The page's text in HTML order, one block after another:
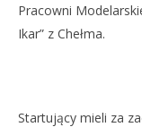
Pracowni
Ikar” z Chełma.
Startujący mieli za